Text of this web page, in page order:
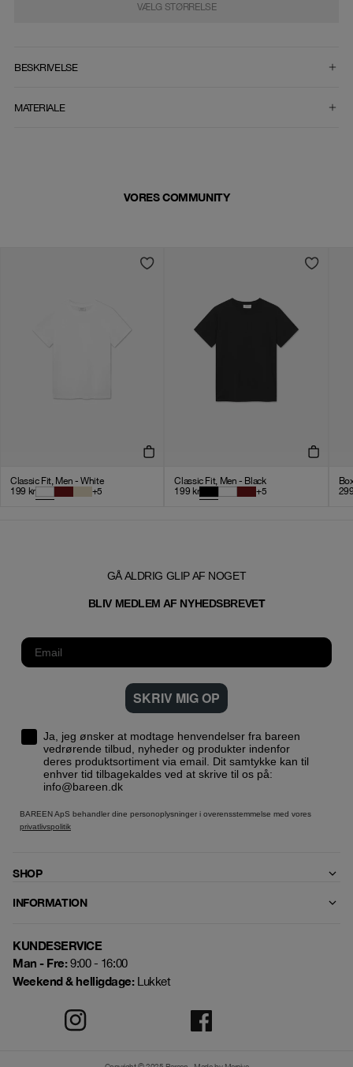
VÆLG STØRRELSE
BESKRIVELSE
MATERIALE
VORES COMMUNITY
Classic Fit, Men - White
199 kr +5
Classic Fit, Men - Black
199 kr +5
GÅ ALDRIG GLIP AF NOGET
BLIV MEDLEM AF NYHEDSBREVET
SKRIV MIG OP
Ja, jeg ønsker at modtage henvendelser fra bareen
vedrørende tilbud, nyheder og produkter indenfor
deres produktsortiment via email. Dit samtykke kan til
enhver tid tilbagekaldes ved at skrive til os på:
info@bareen.dk
BAREEN ApS behandler dine personoplysninger i overensstemmelse med vores
privatlivspolitik
SHOP
INFORMATION
KUNDESERVICE
Man - Fre:9:00 - 16:00
Weekend & helligdage:Lukket